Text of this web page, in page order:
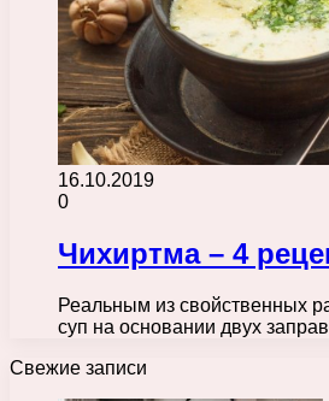
16.10.2019
0
Чихиртма – 4
Реальным из свойственных
суп на основании двух
Свежие записи